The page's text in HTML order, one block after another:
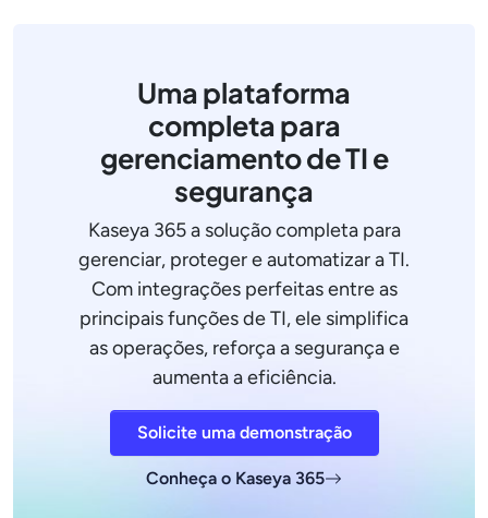
Uma plataforma
completa para
gerenciamento de TI e
segurança
Kaseya 365 a solução completa para
gerenciar, proteger e automatizar a TI.
Com integrações perfeitas entre as
principais funções de TI, ele simplifica
as operações, reforça a segurança e
aumenta a eficiência.
Solicite uma demonstração
Conheça o Kaseya 365